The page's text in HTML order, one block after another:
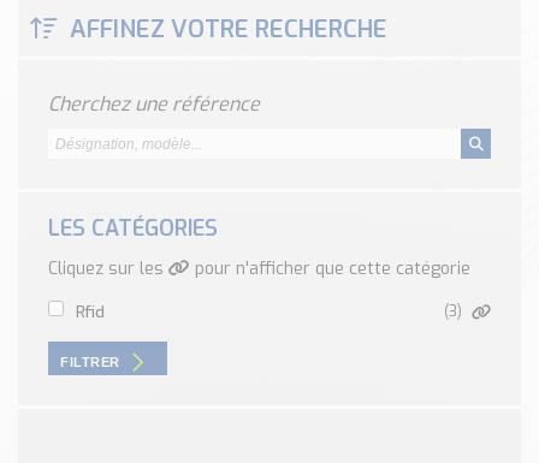
Classé par marque
SCHMERSAL
Voir toutes les marques …
Nos outils et simulateurs
Téléchargement (Logiciels, Documents,..)
Formulaire sonde température
Convertisseur de pression
AFFINEZ VOTRE RECHERCHE
Cherchez une référence
LES CATÉGORIES
Cliquez sur les pour n'afficher que cette catégorie
rfid (3)
FILTRER